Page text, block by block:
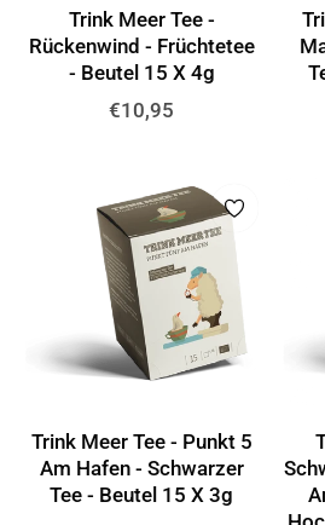
Trink Meer Tee -
Rückenwind - Früchtetee
- Beutel 15 X 4g
Normaler
€10,95
Trink Meer Tee - Punkt 5
Am Hafen - Schwarzer
Tee - Beutel 15 X 3g